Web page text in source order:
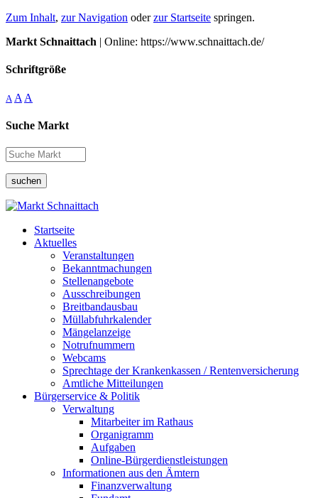
Zum Inhalt, zur Navigation oderzur Startseite springen.
Markt Schnaittach | Online: https://www.schnaittach.de/
Schriftgröße
A A A
Suche Markt
suchen
Startseite
Aktuelles
Veranstaltungen
Bekanntmachungen
Stellenangebote
Ausschreibungen
Breitbandausbau
Müllabfuhrkalender
Mängelanzeige
Notrufnummern
Webcams
Sprechtage der Krankenkassen / Rentenversicherung
Amtliche Mitteilungen
Bürgerservice & Politik
Verwaltung
Mitarbeiter im Rathaus
Organigramm
Aufgaben
Online-Bürgerdienstleistungen
Informationen aus den Ämtern
Finanzverwaltung